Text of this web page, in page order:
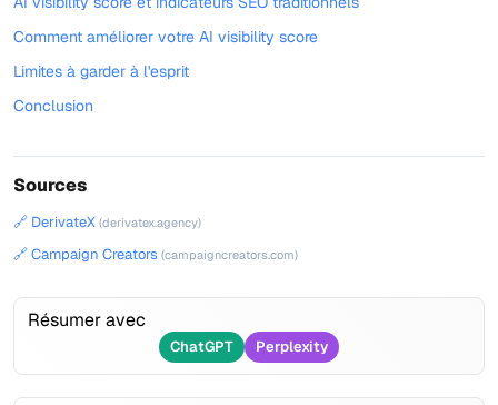
Comment améliorer votre AI visibility score
Limites à garder à l'esprit
Conclusion
Sources
🔗 DerivateX (derivatex.agency)
🔗 Campaign Creators (campaigncreators.com)
Résumer avec
ChatGPT Perplexity